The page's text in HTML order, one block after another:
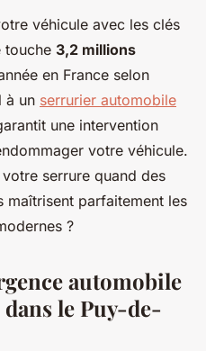
véhicule avec les clés
touche 3,2 millions
en France selon
à un serrurier automobile
une intervention
votre véhicule.
serrure quand des
maîtrisent parfaitement les
?
automobile
le Puy-de-